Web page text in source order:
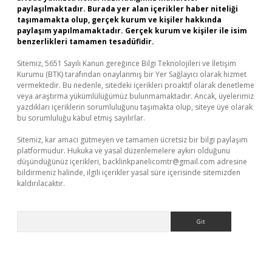
paylaşılmaktadır. Burada yer alan içerikler haber niteliği
taşımamakta olup, gerçek kurum ve kişiler hakkında
paylaşım yapılmamaktadır. Gerçek kurum ve kişiler ile isim
benzerlikleri tamamen tesadüfidir.
Sitemiz, 5651 Sayılı Kanun gereğince Bilgi Teknolojileri ve İletişim
Kurumu (BTK) tarafından onaylanmış bir Yer Sağlayıcı olarak hizmet
vermektedir. Bu nedenle, sitedeki içerikleri proaktif olarak denetleme
veya araştırma yükümlülüğümüz bulunmamaktadır. Ancak, üyelerimiz
yazdıkları içeriklerin sorumluluğunu taşımakta olup, siteye üye olarak
bu sorumluluğu kabul etmiş sayılırlar.
Sitemiz, kar amacı gütmeyen ve tamamen ücretsiz bir bilgi paylaşım
platformudur. Hukuka ve yasal düzenlemelere aykırı olduğunu
düşündüğünüz içerikleri, backlinkpanelicomtr@gmail.com adresine
bildirmeniz halinde, ilgili içerikler yasal süre içerisinde sitemizden
kaldırılacaktır.